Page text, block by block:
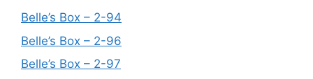
Belle’s Box – 2-94
Belle’s Box – 2-96
Belle’s Box – 2-97